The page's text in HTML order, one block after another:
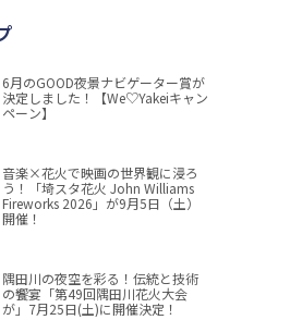
6月のGOOD夜景ナビゲーター賞が
決定しました！【We♡Yakeiキャン
ペーン】
音楽×花火で映画の世界観に浸ろ
う！「埼スタ花火 John Williams
Fireworks 2026」が9月5日（土）
開催！
隅田川の夜空を彩る！伝統と技術
の饗宴「第49回隅田川花火大会
が」7月25日(土)に開催決定！